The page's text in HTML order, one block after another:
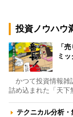
投資ノウハウ
「
ミ
かつて投資情報雑
詰め込まれた「天
テクニカル分析